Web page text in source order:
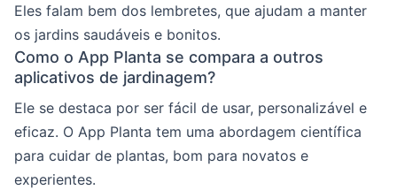
Eles falam bem dos lembretes, que ajudam a manter
os jardins saudáveis e bonitos.
Como o App Planta se compara a outros
aplicativos de jardinagem?
Ele se destaca por ser fácil de usar, personalizável e
eficaz. O App Planta tem uma abordagem científica
para cuidar de plantas, bom para novatos e
experientes.